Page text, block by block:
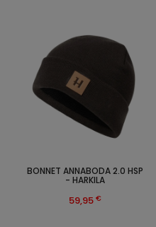
BONNET ANNABODA 2.0 HSP
- HARKILA
59,95 €